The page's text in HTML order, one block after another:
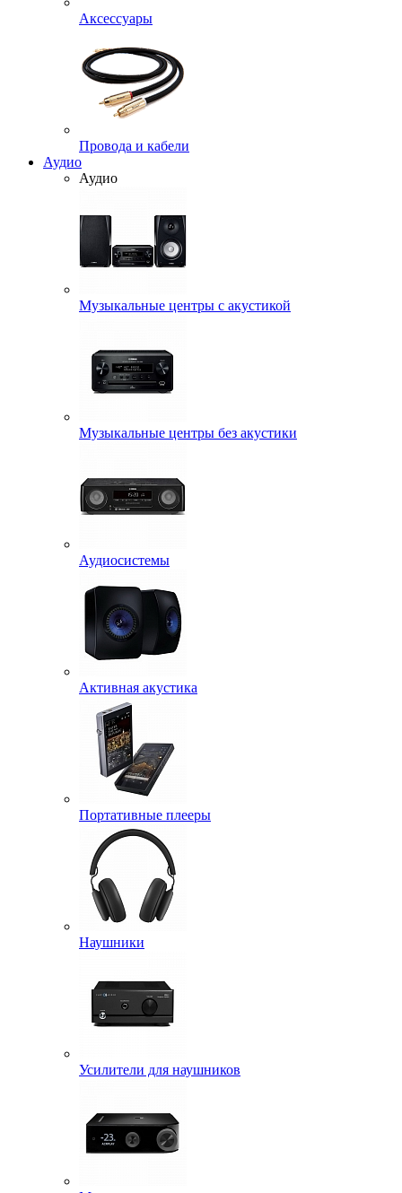
Аксессуары
Провода и кабели
Аудио
Аудио
Музыкальные центры с акустикой
Музыкальные центры без акустики
Аудиосистемы
Активная акустика
Портативные плееры
Наушники
Усилители для наушников